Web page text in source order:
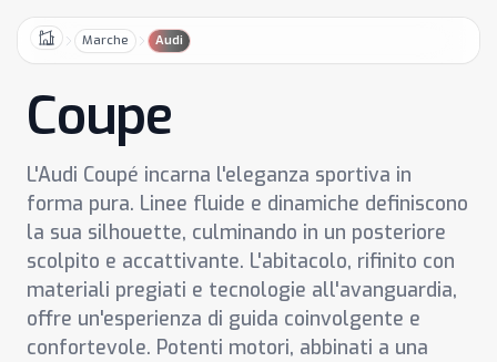
HomeMarche Audi
Coupe
L'Audi Coupé incarna l'eleganza sportiva in
forma pura. Linee fluide e dinamiche definiscono
la sua silhouette, culminando in un posteriore
scolpito e accattivante. L'abitacolo, rifinito con
materiali pregiati e tecnologie all'avanguardia,
offre un'esperienza di guida coinvolgente e
confortevole. Potenti motori, abbinati a una